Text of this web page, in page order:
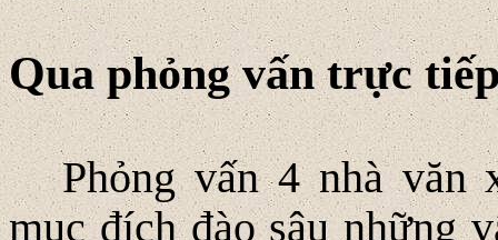
Qua phỏng vấn trực
Phỏng vấn 4 nhà văn
mục đích đào sâu những